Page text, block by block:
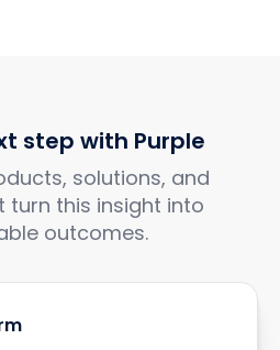
step with Purple
solutions, and
turn this insight into
outcomes.